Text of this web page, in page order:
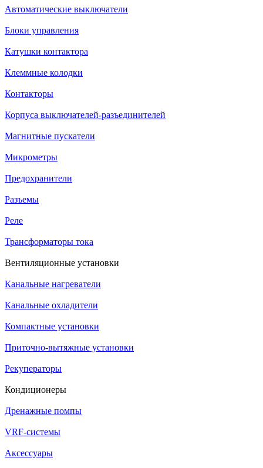
Автоматические выключатели
Блоки управления
Катушки контактора
Клеммные колодки
Контакторы
Корпуса выключателей-разъединителей
Магнитные пускатели
Микрометры
Предохранители
Разъемы
Реле
Трансформаторы тока
Вентиляционные установки
Канальные нагреватели
Канальные охладители
Компактные установки
Приточно-вытяжные установки
Рекуператоры
Кондиционеры
Дренажные помпы
VRF-системы
Аксессуары